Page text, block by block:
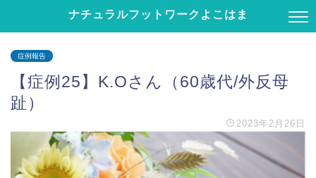
ナチュラルフットワークよこはま
症例報告
【症例25】K.Oさん（60歳代/外反母
趾）
2023年2月26日